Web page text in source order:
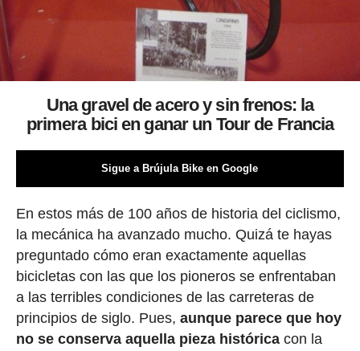
Una gravel de acero y sin frenos: la
primera bici en ganar un Tour de Francia
Sigue a Brújula Bike en Google
En estos más de 100 años de historia del ciclismo,
la mecánica ha avanzado mucho. Quizá te hayas
preguntado cómo eran exactamente aquellas
bicicletas con las que los pioneros se enfrentaban
a las terribles condiciones de las carreteras de
principios de siglo. Pues, aunque parece que hoy
no se conserva aquella pieza históricacon la